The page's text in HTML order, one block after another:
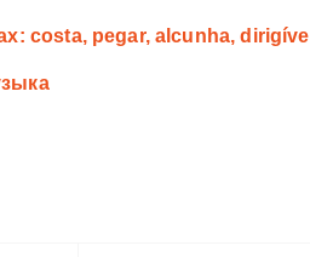
costa, pegar, alcunha, dirigível